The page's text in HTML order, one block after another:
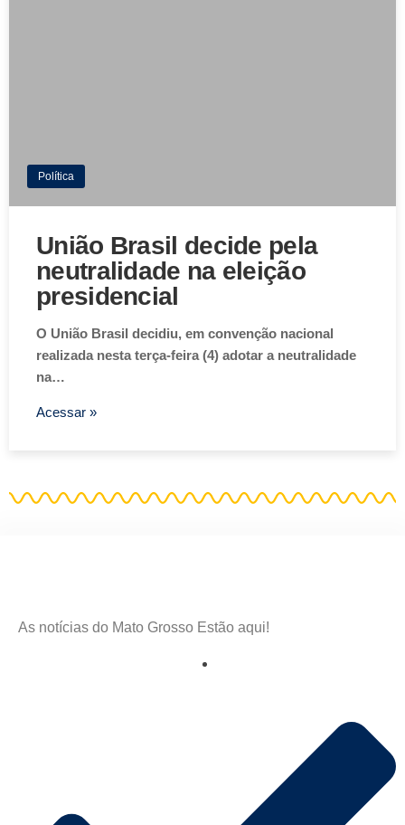
Política
União Brasil decide pela
neutralidade na eleição
presidencial
O União Brasil decidiu, em convenção nacional
realizada nesta terça-feira (4) adotar a neutralidade
na…
Acessar »
As notícias do Mato Grosso Estão aqui!